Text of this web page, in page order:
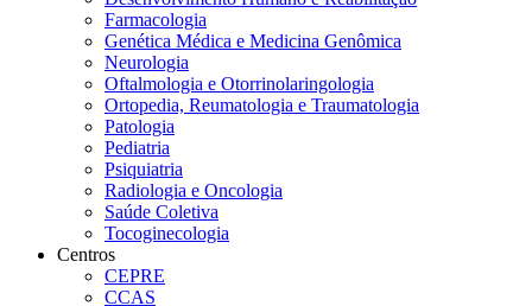
Farmacologia
Genética Médica e Medicina Genômica
Neurologia
Oftalmologia e Otorrinolaringologia
Ortopedia, Reumatologia e Traumatologia
Patologia
Pediatria
Psiquiatria
Radiologia e Oncologia
Saúde Coletiva
Tocoginecologia
Centros
CEPRE
CCAS